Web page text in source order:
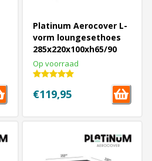
Platinum Aerocover L-
vorm loungesethoes
285x220x100xh65/90
cm. - Links
Op voorraad
€119,95